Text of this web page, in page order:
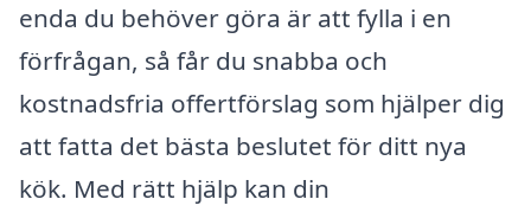
enda du behöver göra är att fylla i en
förfrågan, så får du snabba och
kostnadsfria offertförslag som hjälper dig
att fatta det bästa beslutet för ditt nya
kök. Med rätt hjälp kan din